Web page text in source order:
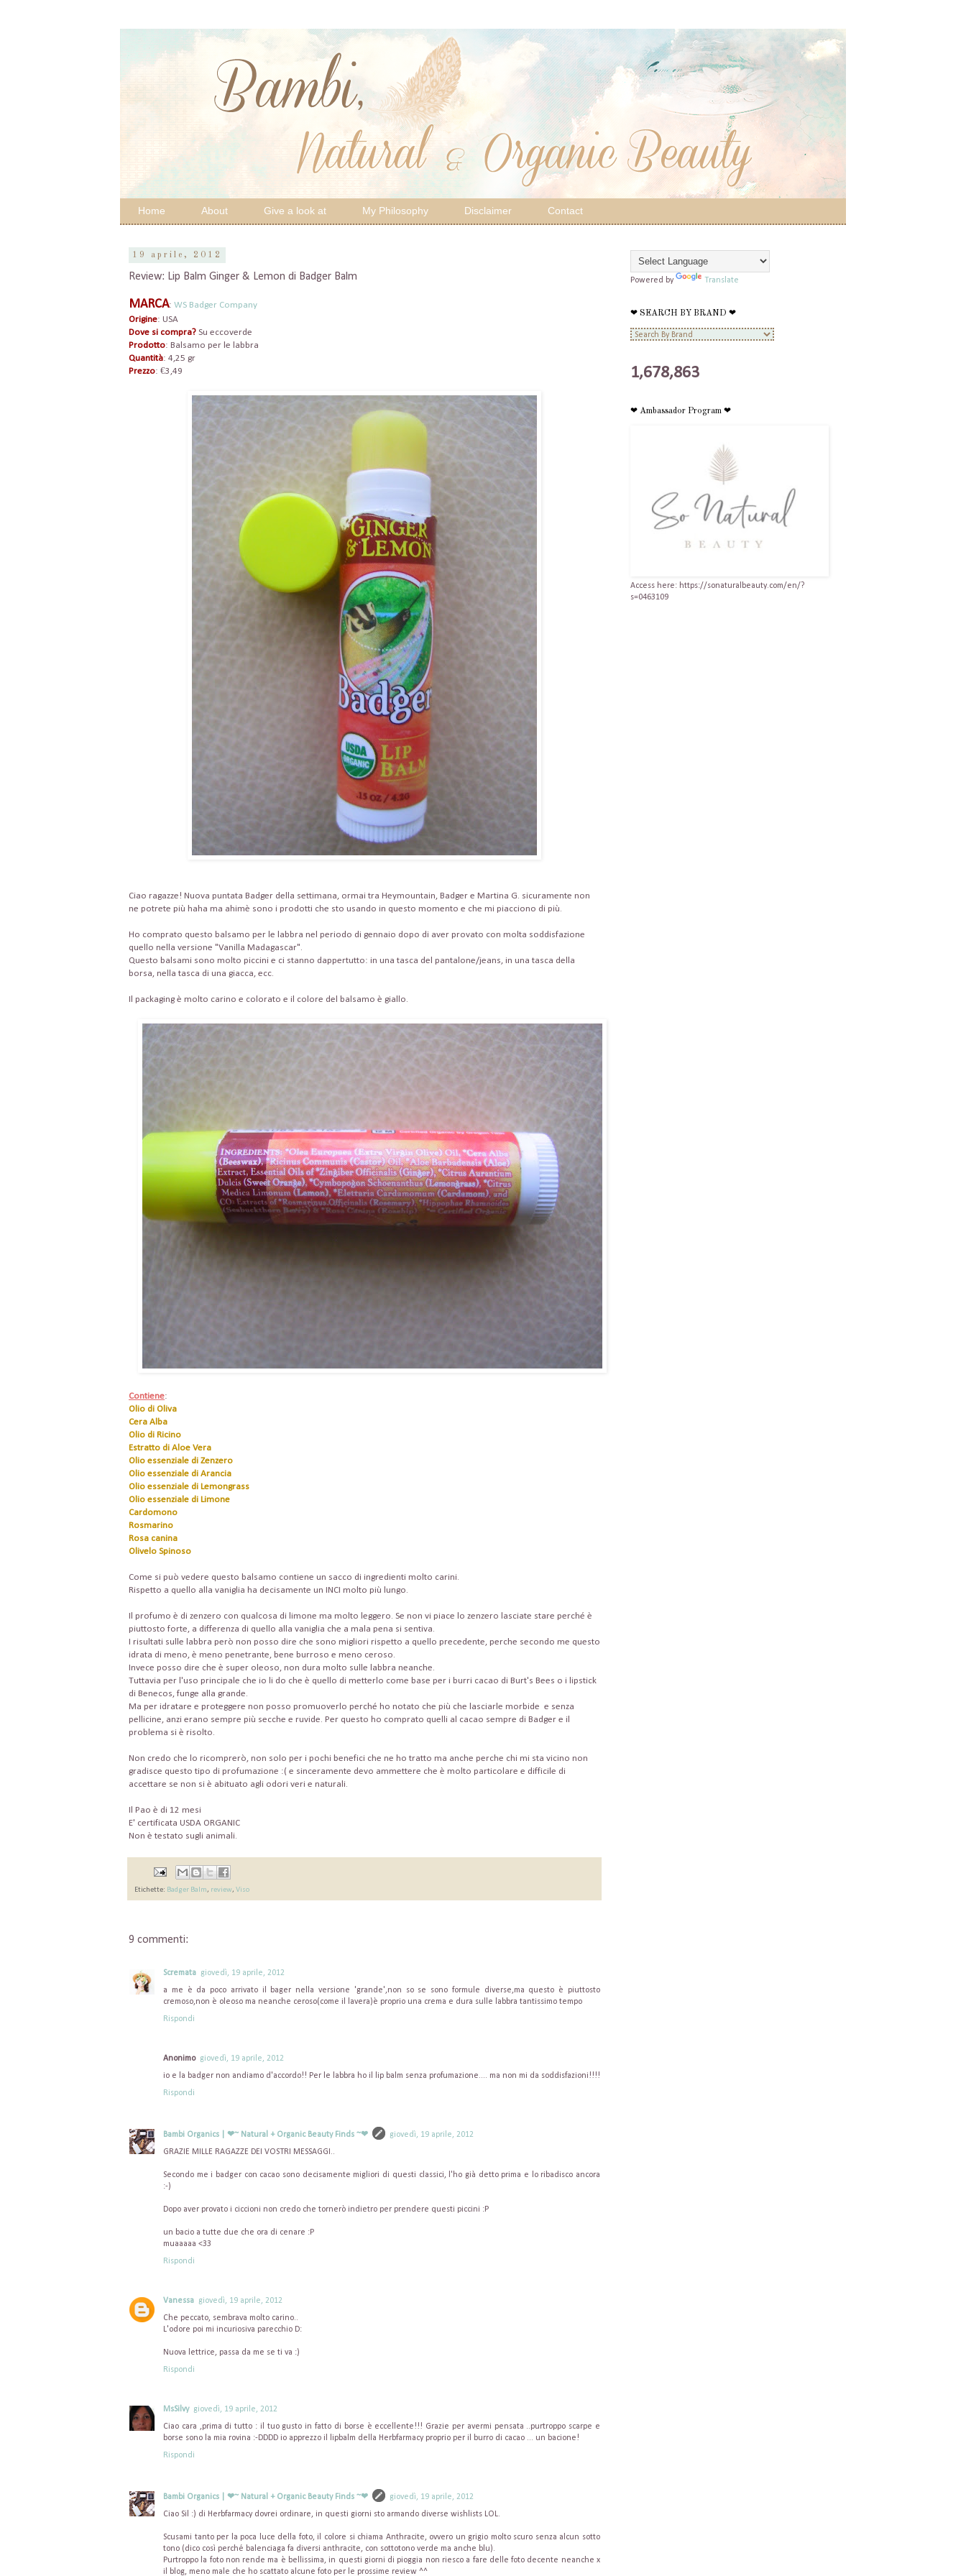
Home About Give a look at My Philosophy Disclaimer Contact
19 aprile, 2012
Review: Lip Balm Ginger & Lemon di Badger Balm
MARCA: WS Badger Company
Origine: USA
Dove si compra? Su eccoverde
Prodotto: Balsamo per le labbra
Quantità: 4,25 gr
Prezzo: €3,49
Ciao ragazze! Nuova puntata Badger della settimana, ormai tra Heymountain, Badger e Martina G. sicuramente non
ne potrete più haha ma ahimè sono i prodotti che sto usando in questo momento e che mi piacciono di più.
Ho comprato questo balsamo per le labbra nel periodo di gennaio dopo di aver provato con molta soddisfazione
quello nella versione "Vanilla Madagascar".
Questo balsami sono molto piccini e ci stanno dappertutto: in una tasca del pantalone/jeans, in una tasca della
borsa, nella tasca di una giacca, ecc.
Il packaging è molto carino e colorato e il colore del balsamo è giallo.
Contiene:
Olio di Oliva
Cera Alba
Olio di Ricino
Estratto di Aloe Vera
Olio essenziale di Zenzero
Olio essenziale di Arancia
Olio essenziale di Lemongrass
Olio essenziale di Limone
Cardomono
Rosmarino
Rosa canina
Olivelo Spinoso
Come si può vedere questo balsamo contiene un sacco di ingredienti molto carini.
Rispetto a quello alla vaniglia ha decisamente un INCI molto più lungo.
Il profumo è di zenzero con qualcosa di limone ma molto leggero. Se non vi piace lo zenzero lasciate stare perché è
piuttosto forte, a differenza di quello alla vaniglia che a mala pena si sentiva.
I risultati sulle labbra però non posso dire che sono migliori rispetto a quello precedente, perche secondo me questo
idrata di meno, è meno penetrante, bene burroso e meno ceroso.
Invece posso dire che è super oleoso, non dura molto sulle labbra neanche.
Tuttavia per l'uso principale che io li do che è quello di metterlo come base per i burri cacao di Burt's Bees o i lipstick
di Benecos, funge alla grande.
Ma per idratare e proteggere non posso promuoverlo perché ho notato che più che lasciarle morbide e senza
pellicine, anzi erano sempre più secche e ruvide. Per questo ho comprato quelli al cacao sempre di Badger e il
problema si è risolto.
Non credo che lo ricomprerò, non solo per i pochi benefici che ne ho tratto ma anche perche chi mi sta vicino non
gradisce questo tipo di profumazione :( e sinceramente devo ammettere che è molto particolare e difficile di
accettare se non si è abituato agli odori veri e naturali.
Il Pao è di 12 mesi
E' certificata USDA ORGANIC
Non è testato sugli animali.
Etichette: Badger Balm, review, Viso
9 commenti:
Scremata giovedì, 19 aprile, 2012
a me è da poco arrivato il bager nella versione 'grande',non so se sono formule diverse,ma questo è piuttosto
cremoso,non è oleoso ma neanche ceroso(come il lavera)è proprio una crema e dura sulle labbra tantissimo tempo
Rispondi
Anonimo giovedì, 19 aprile, 2012
io e la badger non andiamo d'accordo!! Per le labbra ho il lip balm senza profumazione.... ma non mi da soddisfazioni!!!!
Rispondi
Bambi Organics | ❤~ Natural + Organic Beauty Finds ~❤
giovedì, 19 aprile, 2012
GRAZIE MILLE RAGAZZE DEI VOSTRI MESSAGGI..
Secondo me i badger con cacao sono decisamente migliori di questi classici, l'ho già detto prima e lo ribadisco ancora
:-)
Dopo aver provato i ciccioni non credo che tornerò indietro per prendere questi piccini :P
un bacio a tutte due che ora di cenare :P
muaaaaa <33
Rispondi
Vanessa giovedì, 19 aprile, 2012
Che peccato, sembrava molto carino..
L'odore poi mi incuriosiva parecchio D:
Nuova lettrice, passa da me se ti va :)
Rispondi
MsSilvy giovedì, 19 aprile, 2012
Ciao cara ,prima di tutto : il tuo gusto in fatto di borse è eccellente!!! Grazie per avermi pensata ..purtroppo scarpe e
borse sono la mia rovina :-DDDD io apprezzo il lipbalm della Herbfarmacy proprio per il burro di cacao ... un bacione!
Rispondi
Bambi Organics | ❤~ Natural + Organic Beauty Finds ~❤
giovedì, 19 aprile, 2012
Ciao Sil :) di Herbfarmacy dovrei ordinare, in questi giorni sto armando diverse wishlists LOL.
Scusami tanto per la poca luce della foto, il colore si chiama Anthracite, ovvero un grigio molto scuro senza alcun sotto
tono (dico così perché balenciaga fa diversi anthracite, con sottotono verde ma anche blu).
Purtroppo la foto non rende ma è bellissima, in questi giorni di pioggia non riesco a fare delle foto decente neanche x
il blog, meno male che ho scattato alcune foto per le prossime review ^^
Powered by Translate
❤ SEARCH BY BRAND ❤
1,678,863
❤ Ambassador Program ❤
Access here: https://sonaturalbeauty.com/en/?
s=0463109